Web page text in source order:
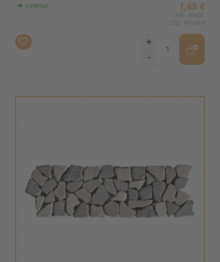
Lieferbar 1,65 €
Inkl. MwSt.
zzgl. Versand
+
-